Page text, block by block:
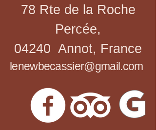
lenewbecassier@gmail.com
78 Rte de la Roche
Percée,
04240 Annot, France